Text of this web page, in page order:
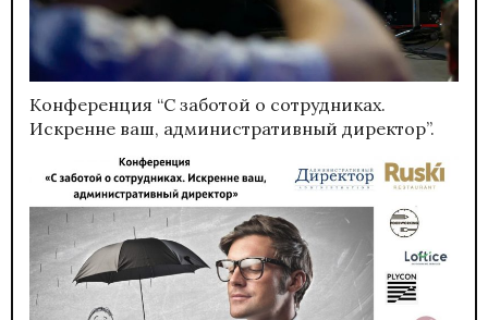
Конференция “С заботой о сотрудниках.
Искренне ваш, административный директор”.